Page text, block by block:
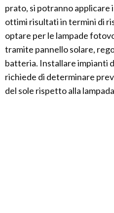
prato, si potranno
ottimi risultati in termini di
optare per le lampade
tramite pannello solare,
batteria. Installare impianti
richiede di determinare
del sole rispetto alla